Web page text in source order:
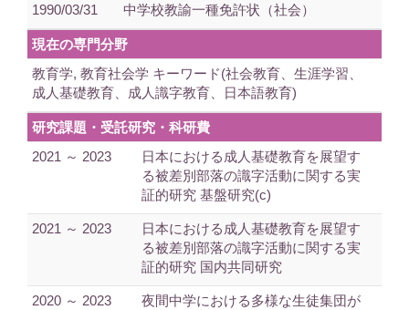
1990/03/31 中学校教諭一種免許状（社会）
現在の専門分野
教育学, 教育社会学 キーワード(社会教育、生涯学習、
成人基礎教育、成人識字教育、日本語教育)
研究課題・受託研究・科研費
2021 ～ 2023
日本における成人基礎教育を展望す
る被差別部落の識字活動に関する実
証的研究 基盤研究(c)
2021 ～ 2023
日本における成人基礎教育を展望す
る被差別部落の識字活動に関する実
証的研究 国内共同研究
2020 ～ 2023
夜間中学における多様な生徒集団が